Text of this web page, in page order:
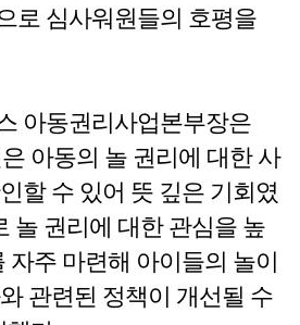
로 심사워원들의 호평을
아동권리사업본부장은
아동의 놀 권리에 대한 사
할 수 있어 뜻 깊은 기회였
놀 권리에 대한 관심을 높
자주 마련해 아이들의 놀이
관련된 정책이 개선될 수